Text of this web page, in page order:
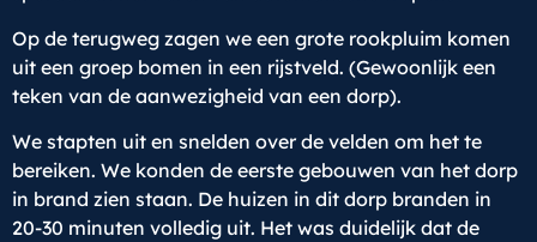
Op de terugweg zagen we een grote rookpluim komen
uit een groep bomen in een rijstveld. (Gewoonlijk een
teken van de aanwezigheid van een dorp).
We stapten uit en snelden over de velden om het te
bereiken. We konden de eerste gebouwen van het dorp
in brand zien staan. De huizen in dit dorp branden in
20-30 minuten volledig uit. Het was duidelijk dat de